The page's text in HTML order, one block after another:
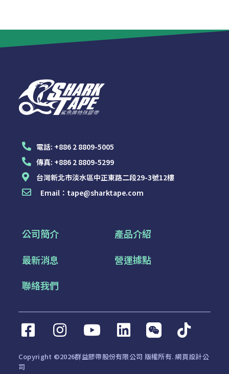
電話: +886 2 8809-5005
傳真: +886 2 8809-5299
台灣新北市淡水區中正東路二段29-3號12樓
Email： tape@sharktape.com
公司簡介
產品介紹
最新消息
營運據點
聯絡我們
Copyright ©2026群益膠帶股份有限公司 版權所有. 網頁設計公
司